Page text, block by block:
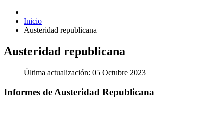
Inicio
Austeridad republicana
Austeridad republicana
Última actualización: 05 Octubre 2023
Informes de Austeridad Republicana